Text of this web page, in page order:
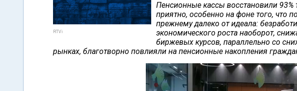
RTVi
Пенсионные кассы восстановили 93%
приятно, особенно на фоне того, что
прежнему далеко от идеала:
экономического роста наоборот,
биржевых курсов, параллельно со
рынках, благотворно повлияли на пенсионные накопления